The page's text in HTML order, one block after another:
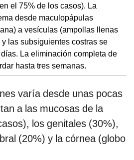
el 75% de los casos). La
desde maculopápulas
a vesículas (ampollas llenas
las subsiguientes costras se
La eliminación completa de
hasta tres semanas.
varía desde unas pocas
a las mucosas de la
los genitales (30%),
(20%) y la córnea (globo